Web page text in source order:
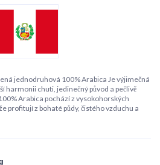
jednodruhová 100% Arabica Je výjimečná
harmonii chuti, jedinečný původ a pečlivě
Arabica pochází z vysokohorských
profitují z bohaté půdy, čistého vzduchu a